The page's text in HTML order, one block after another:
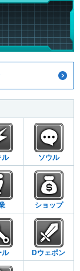
ル ソウル
ショップ
ル Dウェポン